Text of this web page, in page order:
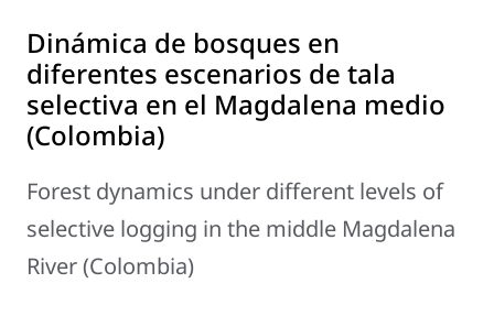
Dinámica de bosques en
diferentes escenarios de tala
selectiva en el Magdalena medio
(Colombia)
Forest dynamics under different levels of
selective logging in the middle Magdalena
River (Colombia)